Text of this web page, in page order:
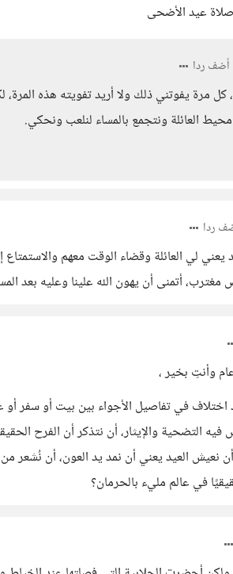
عيد الأضحى
أضف ردا
كل مرة يفوتني ذلك ولا أريد تفويته هذه
العائلة ونتجمع بالمساء لنلعب ونحكي.
ردا
يعني لي العائلة وقضاء الوقت معهم
أتمنى أن يهون الله علينا وعليه بعد
وأنتِ بخير ،
اختلاف في تفاصيل الأجواء بين بيت أو سفر
التضحية والإيثار، أن نتذكر أن الفرح
نعيش العيد يعني أن نمد يد العون، أن نُشعر
في عالم مليء بالحرمان؟